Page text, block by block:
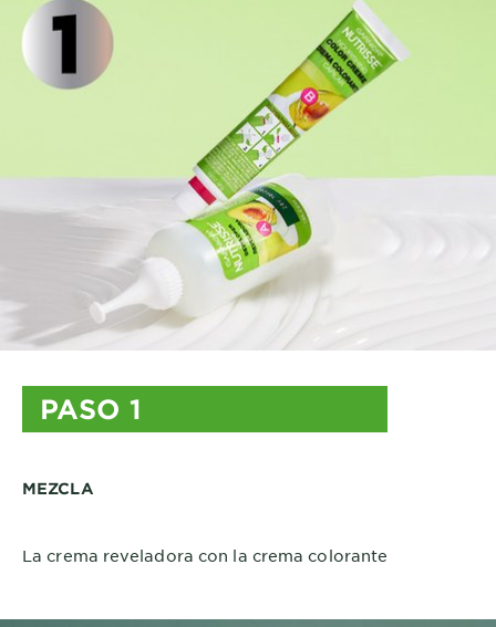
PASO 1
MEZCLA
La crema reveladora con la crema colorante